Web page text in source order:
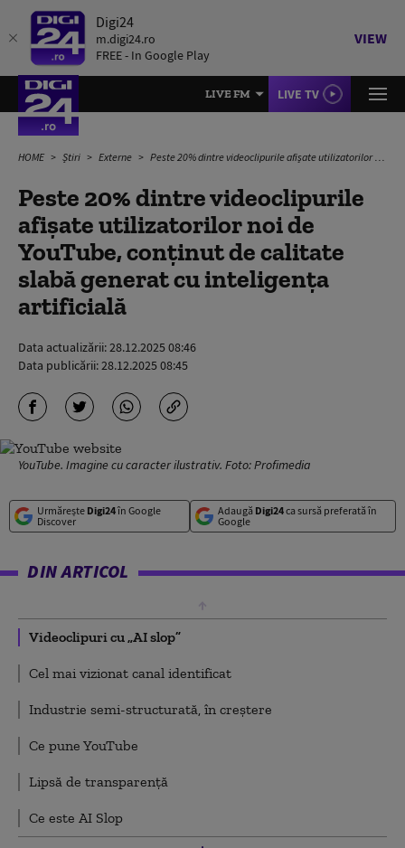
Digi24
m.digi24.ro
FREE - In Google Play
VIEW
LIVE FM LIVE TV
HOME Știri Externe Peste 20% dintre videoclipurile afișate utilizatorilor noi de YouTube, conținut de calitate slabă generat cu inteligența artificială
Peste 20% dintre videoclipurile
afișate utilizatorilor noi de
YouTube, conținut de calitate
slabă generat cu inteligența
artificială
Data actualizării:28.12.2025 08:46
Data publicării:28.12.2025 08:45
YouTube. Imagine cu caracter ilustrativ. Foto: Profimedia
Urmărește Digi24în Google
Discover
Adaugă Digi24ca sursă preferată în
Google
DIN ARTICOL
Videoclipuri cu „AI slop”
Cel mai vizionat canal identificat
Industrie semi-structurată, în creștere
Ce pune YouTube
Lipsă de transparență
Ce este AI Slop